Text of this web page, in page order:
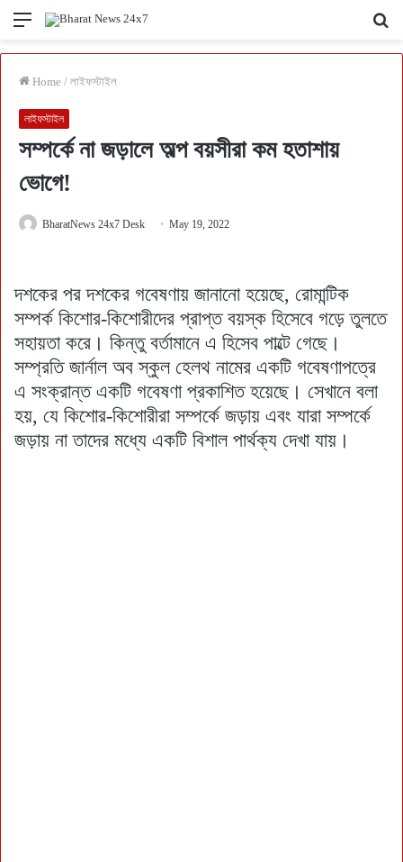
Menu
Home / লাইফস্টাইল
লাইফস্টাইল
সম্পর্কে না জড়ালে অল্প বয়সীরা কম হতাশায়
ভোগে!
BharatNews 24x7 Desk May 19, 2022
দশকের পর দশকের গবেষণায় জানানো হয়েছে, রোমান্টিক
সম্পর্ক কিশোর-কিশোরীদের প্রাপ্ত বয়স্ক হিসেবে গড়ে তুলতে
সহায়তা করে। কিন্তু বর্তামানে এ হিসেব পাল্টে গেছে।
সম্প্রতি জার্নাল অব স্কুল হেলথ নামের একটি গবেষণাপত্রে
এ সংক্রান্ত একটি গবেষণা প্রকাশিত হয়েছে। সেখানে বলা
হয়, যে কিশোর-কিশোরীরা সম্পর্কে জড়ায় এবং যারা সম্পর্কে
জড়ায় না তাদের মধ্যে একটি বিশাল পার্থক্য দেখা যায়।